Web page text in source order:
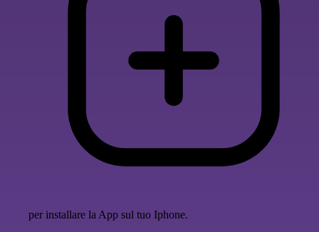
per installare la App sul tuo Iphone.